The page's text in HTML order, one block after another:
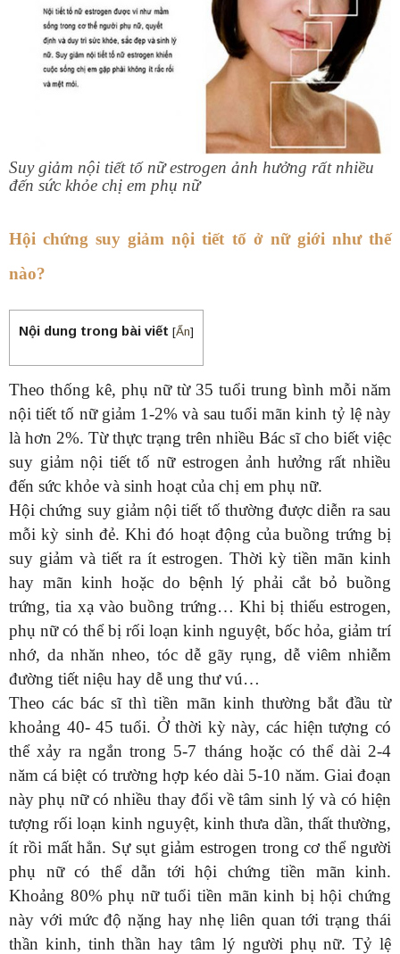
Suy giảm nội tiết tố nữ estrogen ảnh hưởng rất nhiều
đến sức khỏe chị em phụ nữ
Hội chứng suy giảm nội tiết tố ở nữ giới như thế
nào?
Nội dung trong bài viết [Ẩn]
Theo thống kê, phụ nữ từ 35 tuổi trung bình mỗi năm
nội tiết tố nữ giảm 1-2% và sau tuổi mãn kinh tỷ lệ này
là hơn 2%. Từ thực trạng trên nhiều Bác sĩ cho biết việc
suy giảm nội tiết tố nữ estrogen ảnh hưởng rất nhiều
đến sức khỏe và sinh hoạt của chị em phụ nữ.
Hội chứng suy giảm nội tiết tố thường được diễn ra sau
mỗi kỳ sinh đẻ. Khi đó hoạt động của buồng trứng bị
suy giảm và tiết ra ít estrogen. Thời kỳ tiền mãn kinh
hay mãn kinh hoặc do bệnh lý phải cắt bỏ buồng
trứng, tia xạ vào buồng trứng… Khi bị thiếu estrogen,
phụ nữ có thể bị rối loạn kinh nguyệt, bốc hỏa, giảm trí
nhớ, da nhăn nheo, tóc dễ gãy rụng, dễ viêm nhiễm
đường tiết niệu hay dễ ung thư vú…
Theo các bác sĩ thì tiền mãn kinh thường bắt đầu từ
khoảng 40- 45 tuổi. Ở thời kỳ này, các hiện tượng có
thể xảy ra ngắn trong 5-7 tháng hoặc có thể dài 2-4
năm cá biệt có trường hợp kéo dài 5-10 năm. Giai đoạn
này phụ nữ có nhiều thay đổi về tâm sinh lý và có hiện
tượng rối loạn kinh nguyệt, kinh thưa dần, thất thường,
ít rồi mất hẳn. Sự sụt giảm estrogen trong cơ thể người
phụ nữ có thể dẫn tới hội chứng tiền mãn kinh.
Khoảng 80% phụ nữ tuổi tiền mãn kinh bị hội chứng
này với mức độ nặng hay nhẹ liên quan tới trạng thái
thần kinh, tinh thần hay tâm lý người phụ nữ. Tỷ lệ